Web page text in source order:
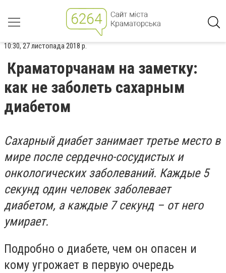
10:30, 27 листопада 2018 р.
Краматорчанам на заметку:
как не заболеть сахарным
диабетом
Сахарный диабет занимает третье место в
мире после сердечно-сосудистых и
онкологических заболеваний. Каждые 5
секунд один человек заболевает
диабетом, а каждые 7 секунд – от него
умирает.
Подробно о диабете, чем он опасен и
кому угрожает в первую очередь